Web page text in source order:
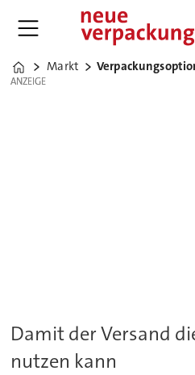
Home
Markt
ANZEIGE
ANZEIGE
Damit der Versand
nutzen kann